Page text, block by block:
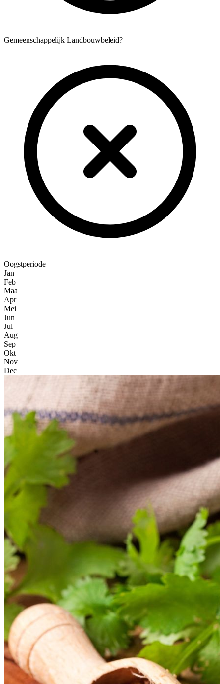
Gemeenschappelijk Landbouwbeleid?
Oogstperiode
Jan
Feb
Maa
Apr
Mei
Jun
Jul
Aug
Sep
Okt
Nov
Dec